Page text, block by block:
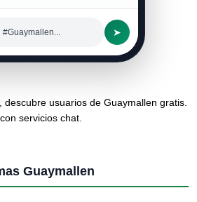
#Guaymallen... ➤
descubre usuarios de Guaymallen gratis.
servicios chat.
Guaymallen